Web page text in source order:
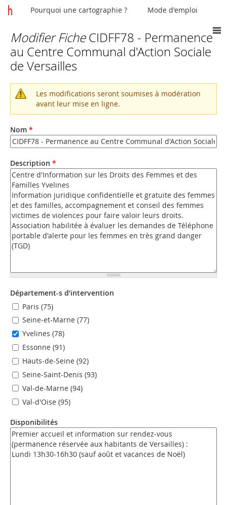
Vous
êtes
ici
Modifier FicheCIDFF78 - Permanence
au Centre Communal d'Action Sociale
de Versailles
Message
d'avertissement
Les modifications seront soumises à modération
avant leur mise en ligne.
Nom *
Description *
Département-s d’intervention
Paris (75)
Seine-et-Marne (77)
Yvelines (78)
Essonne (91)
Hauts-de-Seine (92)
Seine-Saint-Denis (93)
Val-de-Marne (94)
Val-d'Oise (95)
Disponibilités
Pourquoi une cartographie ? Mode d'emploi